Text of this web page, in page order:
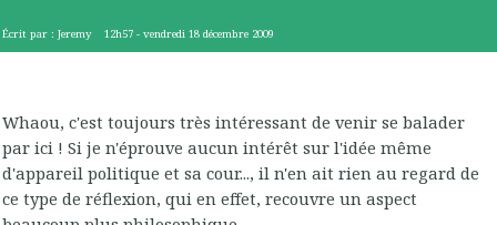
Écrit par : Jeremy 12h57 -vendredi 18 décembre 2009
Whaou, c'est toujours très intéressant de venir se balader
par ici ! Si je n'éprouve aucun intérêt sur l'idée même
d'appareil politique et sa cour..., il n'en ait rien au regard de
ce type de réflexion, qui en effet, recouvre un aspect